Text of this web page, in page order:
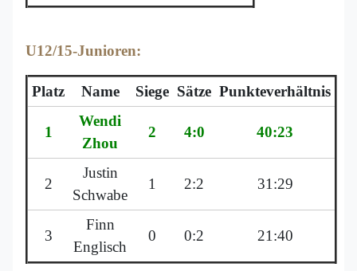
U12/15-Junioren:
Platz Name Siege Sätze Punkteverhältnis
1
Wendi
Zhou
2 4:0 40:23
2
Justin
Schwabe
1 2:2 31:29
3
Finn
Englisch
0 0:2 21:40